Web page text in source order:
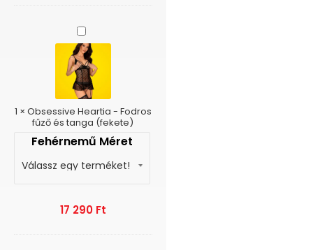
Obsessive
Heartia
-
Fodros
fűző
és
tanga
(fekete)
1 × Obsessive Heartia - Fodros
fűző és tanga (fekete)
Fehérnemű Méret
17 290 Ft